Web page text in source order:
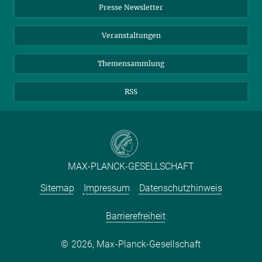
Meldestelle Fehlverhalten
TikTok
YouTube
Presse Newsletter
Veranstaltungen
Themensammlung
RSS
MAX-PLANCK-GESELLSCHAFT
Sitemap
Impressum Datenschutzhinweis
Barrierefreiheit
2026, Max-Planck-Gesellschaft